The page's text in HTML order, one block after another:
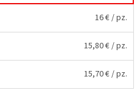
16 €/ pz.
15,80 €/ pz.
15,70 €/ pz.